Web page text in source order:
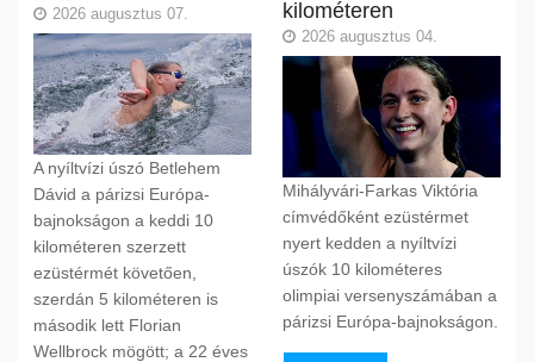
2026 augusztus 07.
A nyíltvízi úszó Betlehem
Dávid a párizsi Európa-
bajnokságon a keddi 10
kilométeren szerzett
ezüstérmét követően,
szerdán 5 kilométeren is
második lett Florian
Wellbrock mögött; a 22 éves
kilométeren
2026 augusztus 04.
Mihályvári-Farkas Viktória
címvédőként ezüstérmet
nyert kedden a nyíltvízi
úszók 10 kilométeres
olimpiai versenyszámában a
párizsi Európa-bajnokságon.